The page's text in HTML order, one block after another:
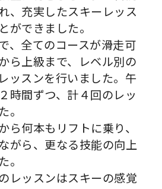
、充実したスキーレッス
ができました。
、全てのコースが滑走可
ら上級まで、レベル別の
ッスンを行いました。午
時間ずつ、計４回のレッ
。
ら何本もリフトに乗り、
がら、更なる技能の向上
。
レッスンはスキーの感覚